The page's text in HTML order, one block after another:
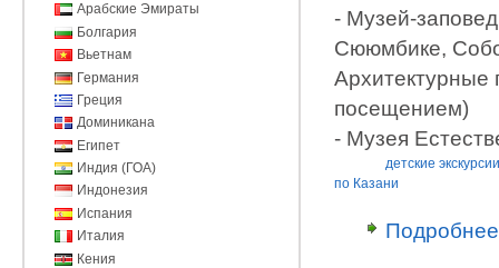
- Музей-
Сююмбике,
Архитектурные
посещением)
- Музея
детские экскурсии
по Казани
Подробнее
Арабские Эмираты
Болгария
Вьетнам
Германия
Греция
Доминикана
Египет
Индия (ГОА)
Индонезия
Испания
Италия
Кения